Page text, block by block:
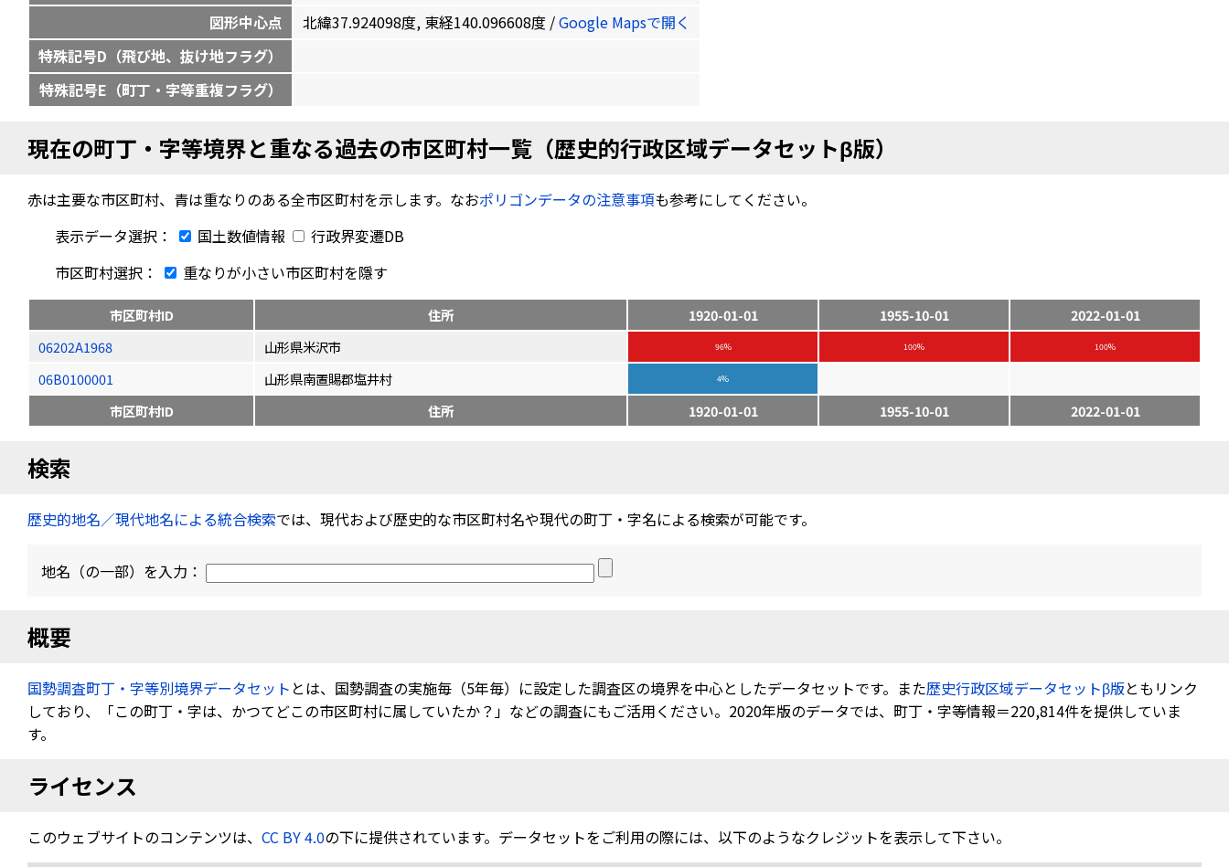
図形中心点
北緯37.924098度, 東経140.096608度 /Google Mapsで開く
特殊記号D（飛び地、抜け地フラグ）
特殊記号E（町丁・字等重複フラグ）
現在の町丁・字等境界と重なる過去の市区町村一覧（歴史的行政区域データセットβ版）
赤は主要な市区町村、青は重なりのある全市区町村を示します。なおポリゴンデータの注意事項も参考にしてください。
表示データ選択：
国土数値情報
行政界変遷DB
市区町村選択：
重なりが小さい市区町村を隱す
市区町村ID 住所 1920-01-01 1955-10-01
2022-01-01
06202A1968
山形県米沢市 96% 100% 100%
06B0100001 山形県南置賜郡塩井村 4%
市区町村ID 住所 1920-01-01 1955-10-01 2022-01-01
検索
歴史的地名／現代地名による統合検索では、現代および歴史的な市区町村名や現代の町丁・字名による検索が可能です。
地名（の一部）を入力：
概要
国勢調査町丁・字等別境界データセット とは、国勢調査の実施毎（5年毎）に設定した調査区の境界を中心としたデータセットです。また歴史行政区域データセットβ版ともリンク
しており、「この町丁・字は、かつてどこの市区町村に属していたか？」などの調査にもご活用ください。2020年版のデータでは、町丁・字等情報＝220,814件を提供していま
す。
ライセンス
このウェブサイトのコンテンツは、 CC BY 4.0の下に提供されています。データセットをご利用の際には、以下のようなクレジットを表示して下さい。